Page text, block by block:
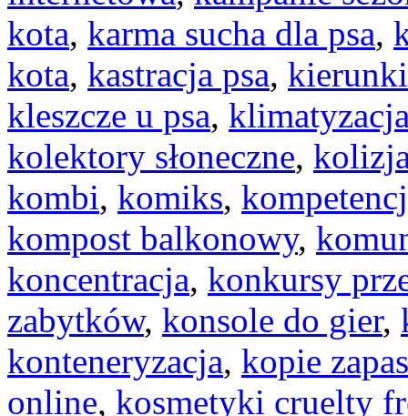
kota, karma sucha dla psa,
kota, kastracja psa,
kleszcze u psa,
kolektory słoneczne,
kombi, komiks,
kompost balkonowy,
koncentracja, konkursy
zabytków, konsole do gier,
konteneryzacja, kopie
online, kosmetyki cruelty